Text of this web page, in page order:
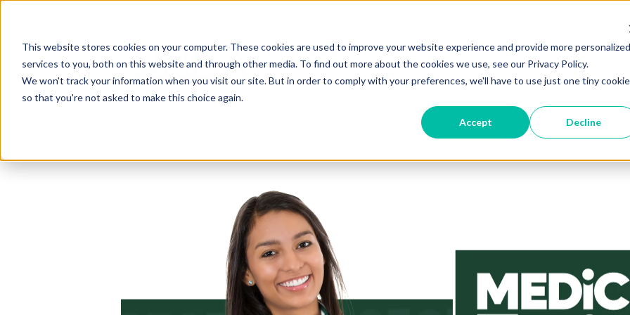
This website stores cookies on your computer. These cookies are used to improve your website experience and provide more personalized
services to you, both on this website and through other media. To find out more about the cookies we use, see our Privacy Policy.
We won't track your information when you visit our site. But in order to comply with your preferences, we'll have to use just one tiny cookie
so that you're not asked to make this choice again.
Accept Decline